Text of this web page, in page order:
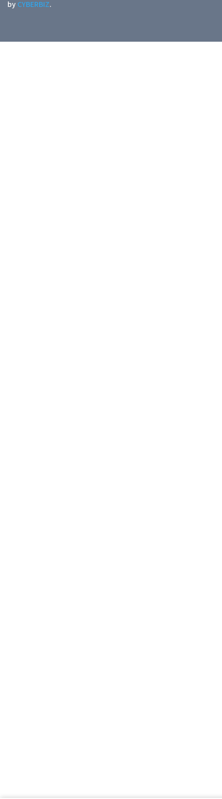
by CYBERBIZ.